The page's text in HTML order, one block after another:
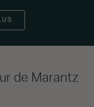
de Marantz